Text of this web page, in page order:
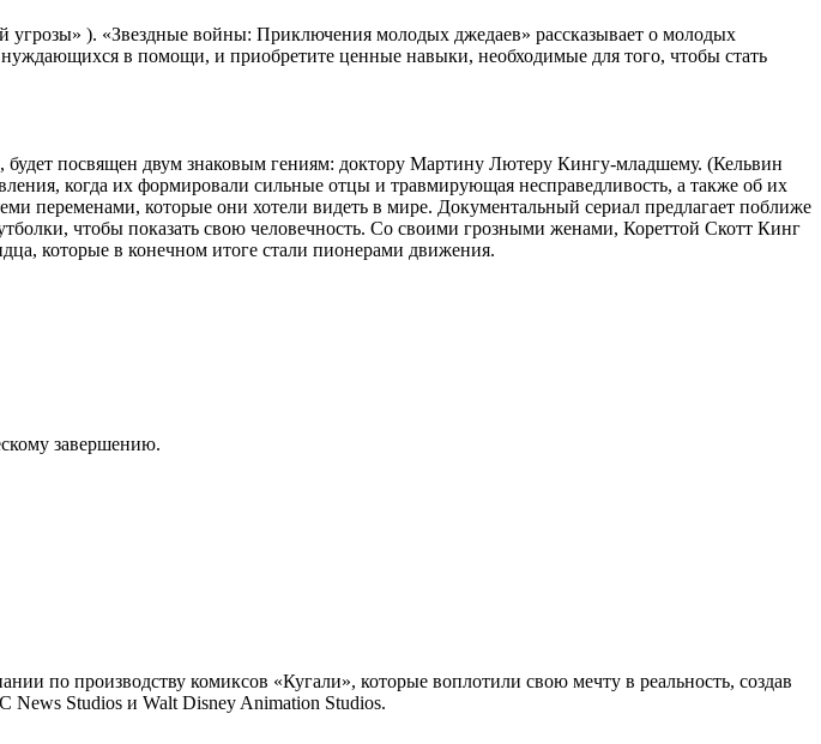
). «Звездные войны: Приключения молодых джедаев» рассказывает о молодых
в помощи, и приобретите ценные навыки, необходимые для того, чтобы стать
посвящен двум знаковым гениям: доктору Мартину Лютеру Кингу-младшему. (Кельвин
когда их формировали сильные отцы и травмирующая несправедливость, а также об их
переменами, которые они хотели видеть в мире. Документальный сериал предлагает поближе
чтобы показать свою человечность. Со своими грозными женами, Кореттой Скотт Кинг
которые в конечном итоге стали пионерами движения.
завершению.
по производству комиксов «Кугали», которые воплотили свою мечту в реальность, создав
Studios и Walt Disney Animation Studios.